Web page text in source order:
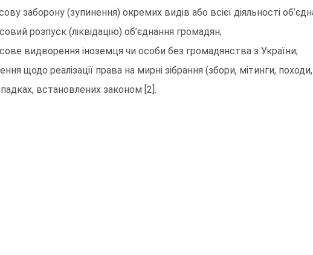
заборону (зупинення) окремих видів або всієї діяльності
розпуск (ліквідацію) об’єднання грома­дян;
видворення іноземця чи особи без грома­дянства з України;
щодо реалізації права на мирні зібрання (збори, мітинги,
встановлених законом [2].